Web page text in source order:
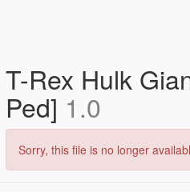
T-Rex Hulk
Ped] 1.0
Sorry, this file is no longer